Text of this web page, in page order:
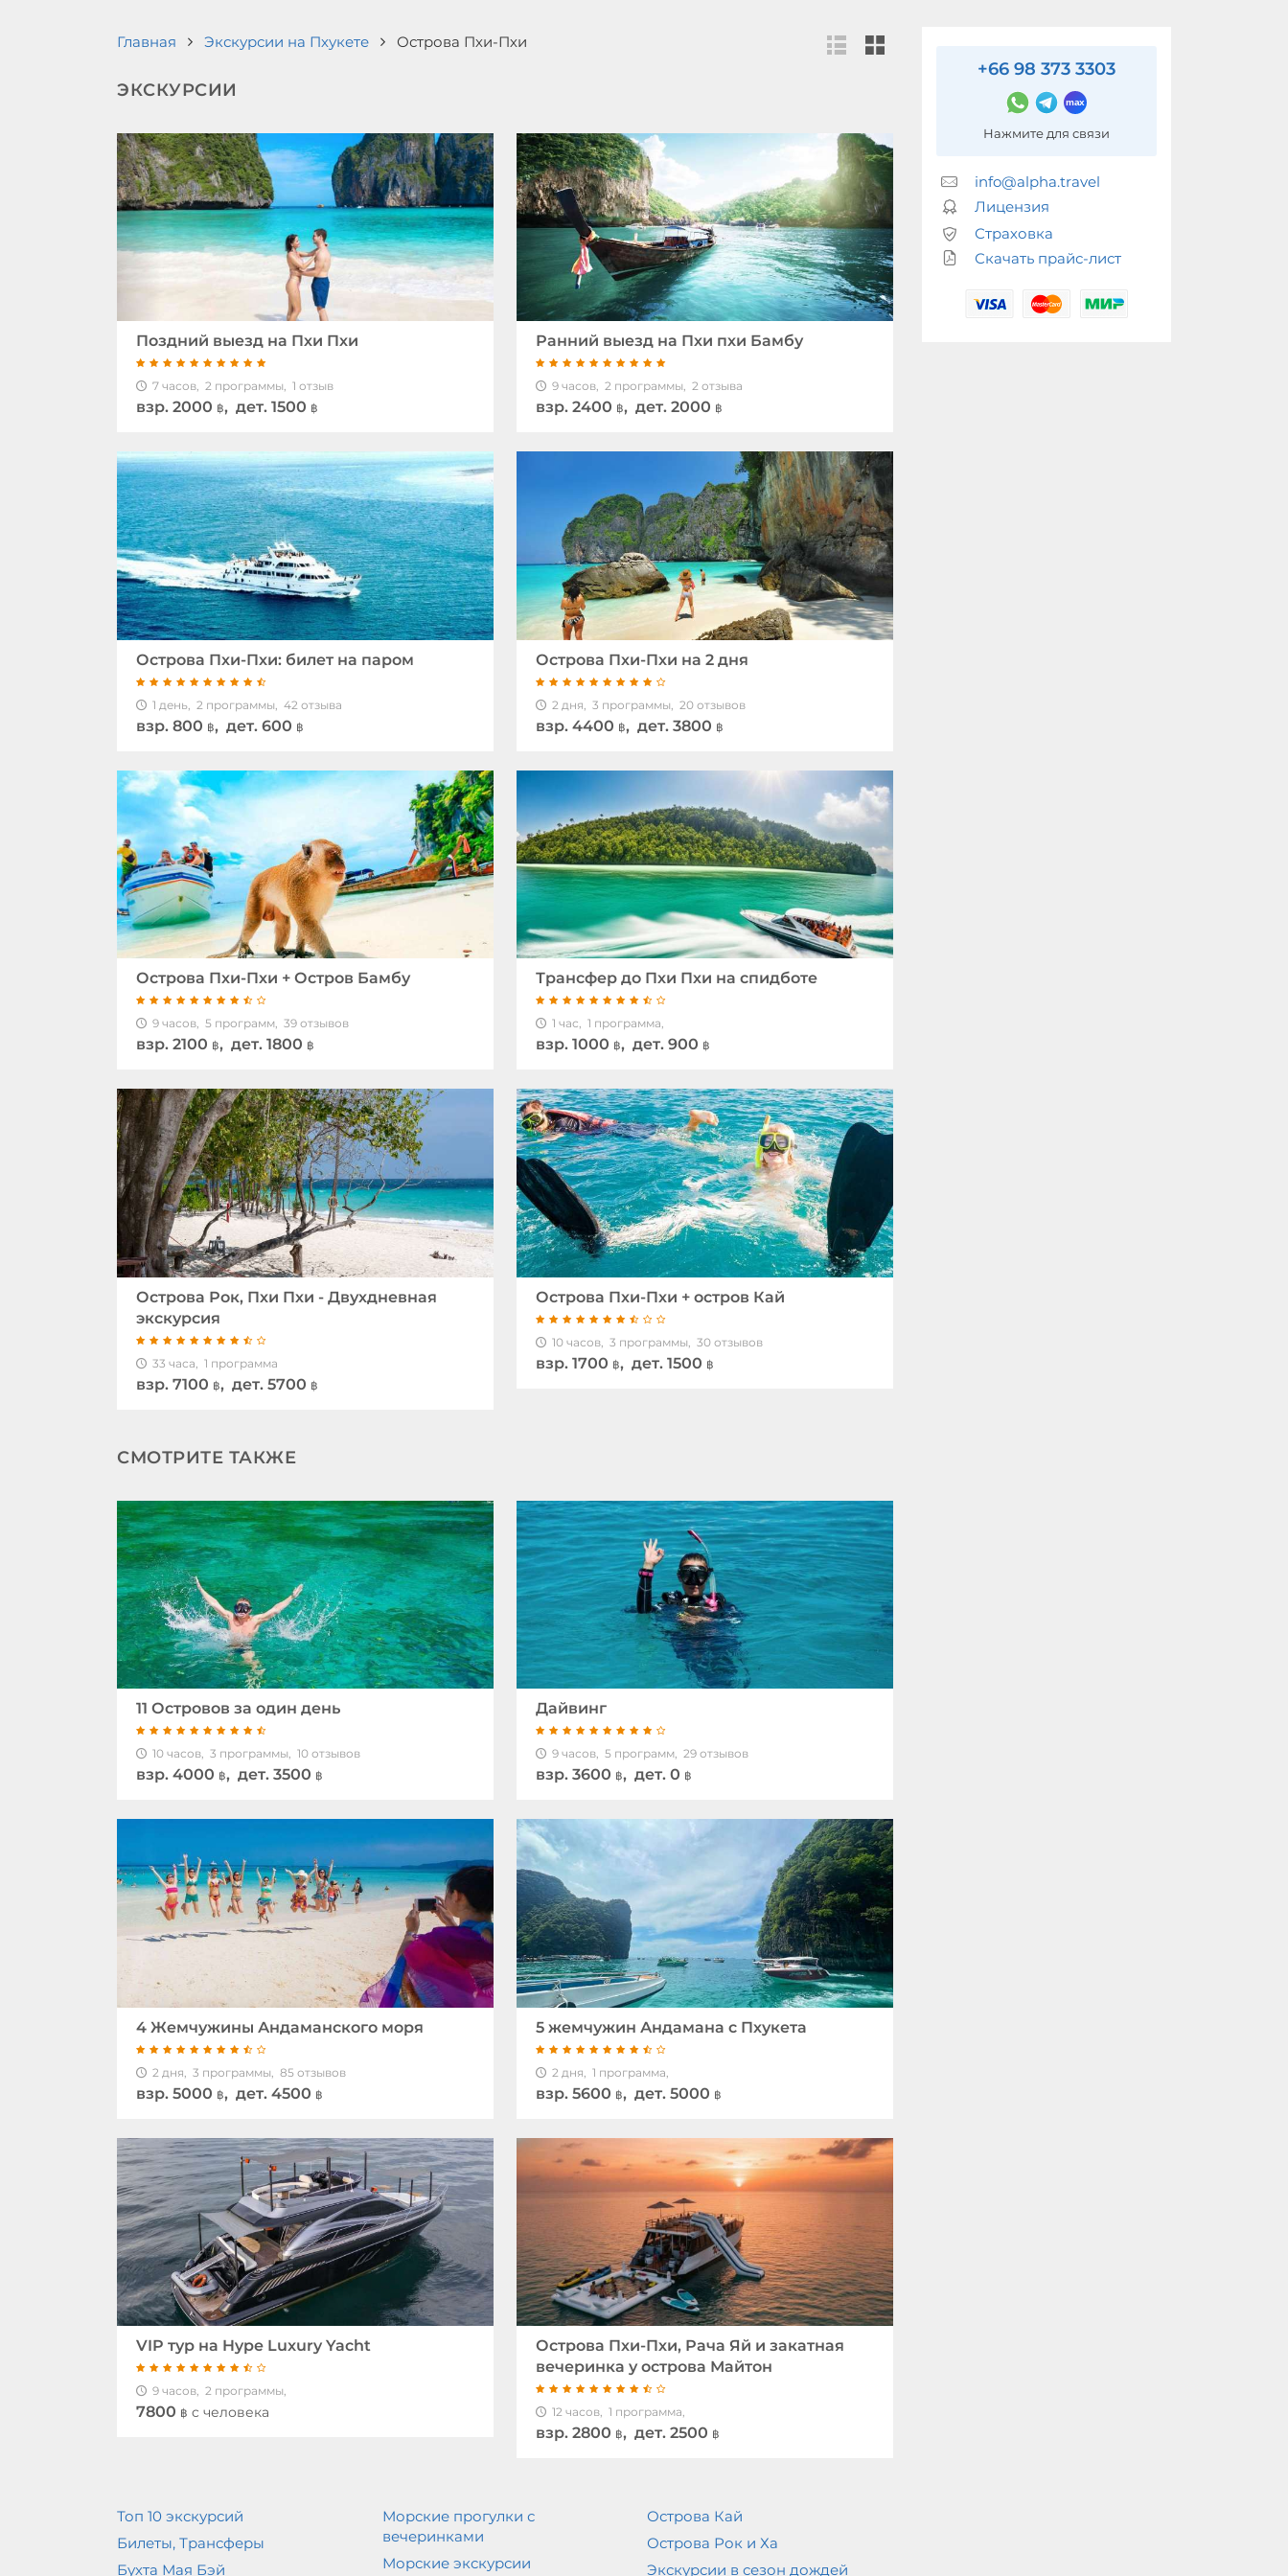
Главная Экскурсии на Пхукете Острова Пхи-Пхи
ЭКСКУРСИИ
Поздний выезд на Пхи Пхи
7 часов, 2 программы, 1 отзыв
взр. 2000 ฿, дет. 1500 ฿
Ранний выезд на Пхи пхи Бамбу
9 часов, 2 программы, 2 отзыва
взр.2400 ฿, дет. 2000 ฿
Острова Пхи-Пхи: билет на паром
1 день, 2 программы, 42 отзыва
взр. 800 ฿, дет. 600 ฿
Острова Пхи-Пхи на 2 дня
2 дня, 3 программы, 20 отзывов
взр.4400 ฿, дет. 3800 ฿
Острова Пхи-Пхи + Остров Бамбу
9 часов, 5 программ, 39 отзывов
взр. 2100 ฿, дет. 1800 ฿
Трансфер до Пхи Пхи на спидботе
1 час, 1 программа,
взр.1000 ฿, дет. 900 ฿
Острова Рок, Пхи Пхи - Двухдневная
экскурсия
33 часа, 1 программа
взр. 7100 ฿, дет. 5700 ฿
Острова Пхи-Пхи + остров Кай
10 часов, 3 программы, 30 отзывов
взр.1700 ฿, дет. 1500 ฿
СМОТРИТЕ ТАКЖЕ
11 Островов за один день
10 часов, 3 программы, 10 отзывов
взр. 4000 ฿, дет. 3500 ฿
Дайвинг
9 часов, 5 программ, 29 отзывов
взр.3600 ฿, дет. 0 ฿
4 Жемчужины Андаманского моря
2 дня, 3 программы, 85 отзывов
взр. 5000 ฿, дет. 4500 ฿
5 жемчужин Андамана с Пхукета
2 дня, 1 программа,
взр.5600 ฿, дет. 5000 ฿
VIP тур на Hype Luxury Yacht
9 часов, 2 программы,
7800 ฿ c человека
Острова Пхи-Пхи, Рача Яй и закатная
вечеринка у острова Майтон
12 часов, 1 программа,
взр.2800 ฿, дет. 2500 ฿
Топ 10 экскурсий
Билеты, Трансферы
Бухта Мая Бэй
Морские прогулки с
вечеринками
Морские экскурсии
Острова Кай
Острова Рок и Ха
Экскурсии в сезон дождей
+66 98 373 3303
Нажмите для связи
info@alpha.travel
Лицензия
Страховка
Скачать прайс-лист